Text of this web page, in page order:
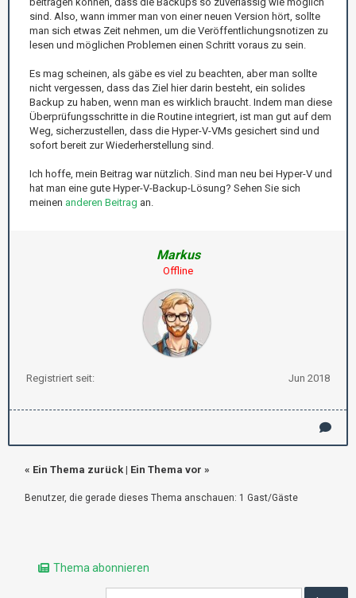
sind. Also, wann immer man von einer neuen Version hört, sollte
man sich etwas Zeit nehmen, um die Veröffentlichungsnotizen zu
lesen und möglichen Problemen einen Schritt voraus zu sein.
Es mag scheinen, als gäbe es viel zu beachten, aber man sollte
nicht vergessen, dass das Ziel hier darin besteht, ein solides
Backup zu haben, wenn man es wirklich braucht. Indem man diese
Überprüfungsschritte in die Routine integriert, ist man gut auf dem
Weg, sicherzustellen, dass die Hyper-V-VMs gesichert sind und
sofort bereit zur Wiederherstellung sind.
Ich hoffe, mein Beitrag war nützlich. Sind man neu bei Hyper-V und
hat man eine gute Hyper-V-Backup-Lösung? Sehen Sie sich
meinen anderen Beitrag an.
Markus
Offline
Registriert seit: Jun 2018
« Ein Thema zurück | Ein Thema vor »
Benutzer, die gerade dieses Thema anschauen: 1 Gast/Gäste
Thema abonnieren